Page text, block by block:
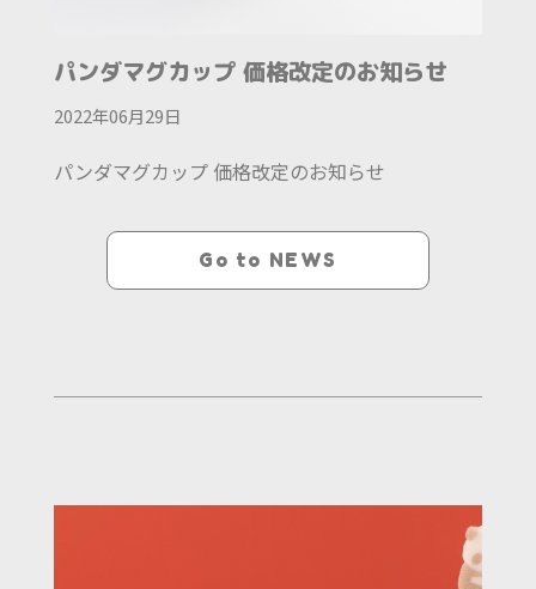
パンダマグカップ 価格改定のお知らせ
2022年06月29日
パンダマグカップ 価格改定のお知らせ
Go to NEWS